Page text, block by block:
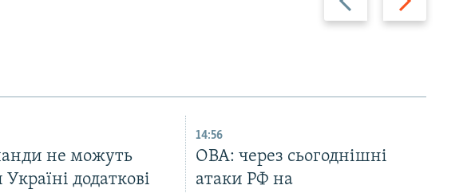
не можуть
додаткові
14:56
ОВА: через сьогоднішні
атаки РФ на